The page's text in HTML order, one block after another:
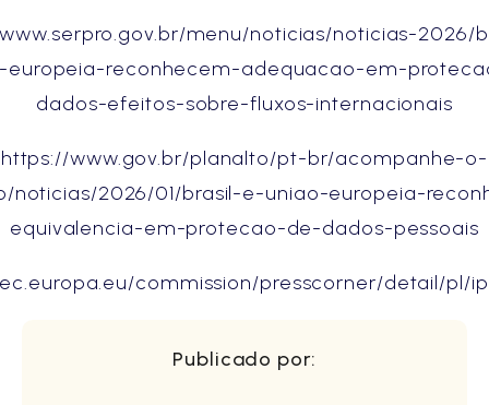
menu/noticias/noticias-2026/
europeia-reconhecem-adequacao-em-
dados-efeitos-sobre-fluxos-internacionais
https://www.gov.br/planalto/pt-br/acompanhe-o-
noticias/2026/01/brasil-e-uniao-europeia-
equivalencia-em-protecao-de-dados-pessoais
commission/presscorner/detail/pl/
Publicado por: